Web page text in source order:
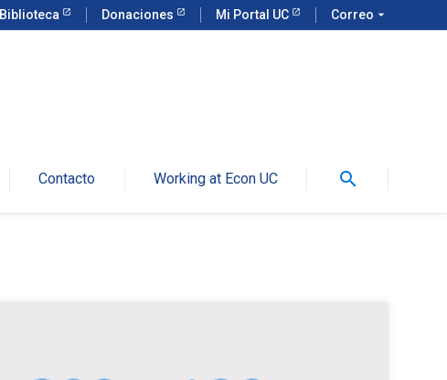
Biblioteca Donaciones Mi Portal UC Correo arrow_drop_down
Contacto Working at Econ UC search